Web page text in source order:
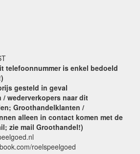
telefoonnummer is enkel bedoeld
gesteld in geval
wederverkopers naar dit
Groothandelklanten /
alleen in contact komen met de
zie mail Groothandel!)
roelspeelgoed